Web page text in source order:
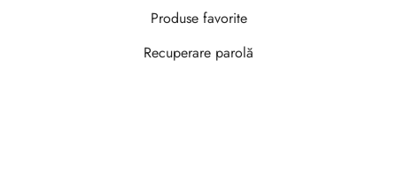
Produse favorite
Recuperare parolă